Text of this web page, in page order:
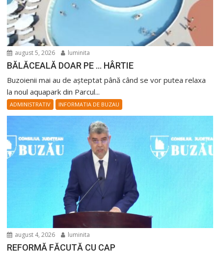
august 5, 2026 luminita
BĂLĂCEALĂ DOAR PE … HÂRTIE
Buzoienii mai au de așteptat până când se vor putea relaxa
la noul aquapark din Parcul...
ADMINISTRATIV INFORMATIA DE BUZAU
august 4, 2026 luminita
REFORMĂ FĂCUTĂ CU CAP